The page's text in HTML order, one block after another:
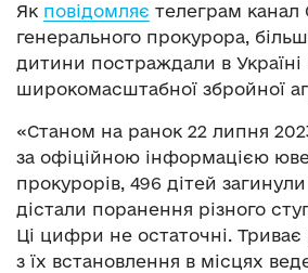
Як повідомляє телеграм канал
генерального прокурора,
дитини постраждали в Україні
широкомасштабної збройної
«Станом на ранок 22 липня
за офіційною інформацією
прокурорів, 496 дітей
дістали поранення різного
Ці цифри не остаточні. Триває
з їх встановлення в місцях